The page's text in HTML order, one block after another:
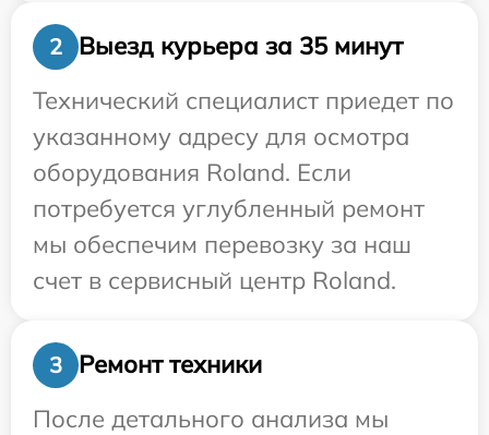
2
Выезд курьера за 35 минут
Технический специалист приедет по
указанному адресу для осмотра
оборудования Roland. Если
потребуется углубленный ремонт
мы обеспечим перевозку за наш
счет в сервисный центр Roland.
3
Ремонт техники
После детального анализа мы